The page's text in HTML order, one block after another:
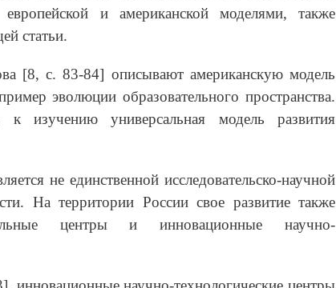
и американской моделями, также
статьи.
[8, c. 83-84] описывают американскую модель
эволюции образовательного пространства.
к изучению универсальная модель развития
не единственной исследовательско-научной
На территории России свое развитие также
центры и инновационные научно-